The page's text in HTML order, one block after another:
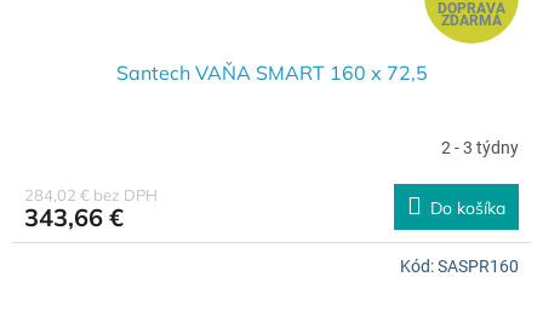
A
A
R
M
O
DOPRAVA
ZDARMA
Santech VAŇA SMART 160 x 72,5
2 - 3 týdny
284,02 € bez DPH
343,66 € Do košíka
Kód:SASPR160